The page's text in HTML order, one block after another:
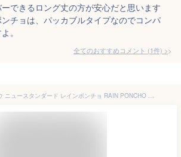
できるロング丈の方が安心だと思います
チョは、パッカブルタイプなのでコンパ
。
全てのおすすめコメント (1件) >
KiU【2024】キウ ニュースタンダード レインポンチョ RAIN PONCHO 豪雨対応 雨対策 大雨 台風 梅雨 防災 レインコート ポンチョ 雨具 雨ガッパ 雨合羽 はっ水 撥水 防水 袖付き 収納袋 ポケット アウトドア フェス かわいい おしゃれ 自転車 メンズ レディース 男女兼用 ベージュ K163-911-R